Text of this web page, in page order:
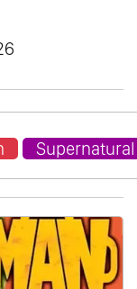
Supernatural